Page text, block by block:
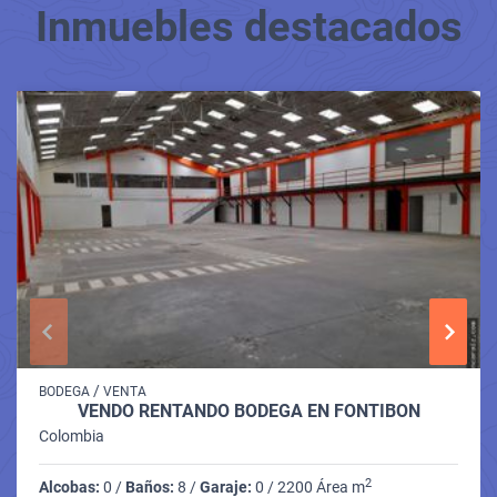
Inmuebles destacados
BODEGA / VENTA
VENDO RENTANDO BODEGA EN FONTIBÓN
Colombia
Alcobas: 0 / Baños: 8 /Garaje: 0 / 2200 Área m2